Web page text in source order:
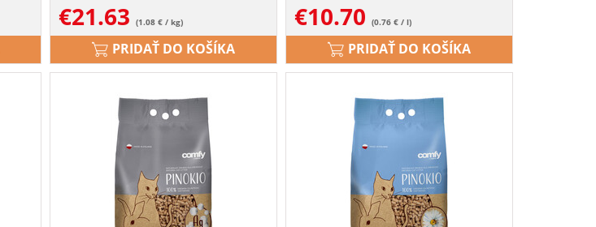
€21.63 (1.08 € / kg)
PRIDAŤ DO KOŠÍKA
€10.70 (0.76 € / l)
PRIDAŤ DO KOŠÍKA